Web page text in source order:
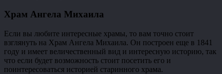
Храм Ангела Михаила
Если вы любите интересные храмы, то вам точно стоит
взглянуть на Храм Ангела Михаила. Он построен еще в 1841
году и имеет величественный вид и интересную историю, так
что если будет возможность стоит посетить его и
поинтересоваться историей старинного храма.